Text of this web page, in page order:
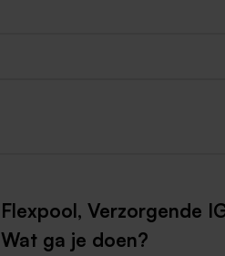
Flexpool, Verzorgende
Wat ga je doen?